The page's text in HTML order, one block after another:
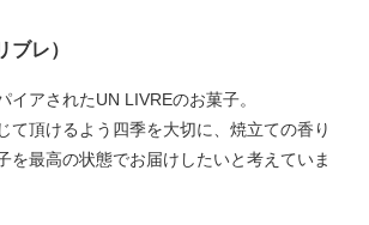
レ）
イアされたUN LIVREのお菓子。
て頂けるよう四季を大切に、焼立ての香り
を最高の状態でお届けしたいと考えていま